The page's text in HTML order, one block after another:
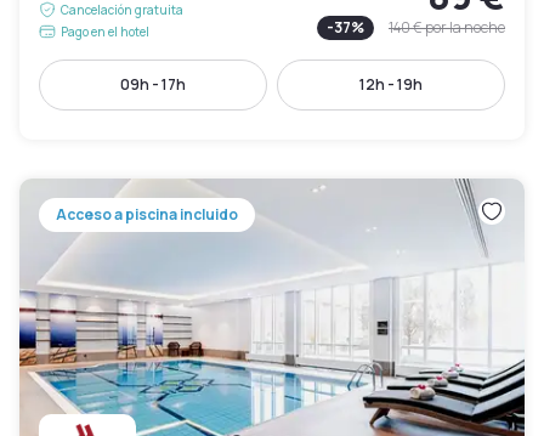
Cancelación gratuita
Pago en el hotel
-37% 140 €por la noche
09h - 17h 12h - 19h
Acceso a piscina incluido